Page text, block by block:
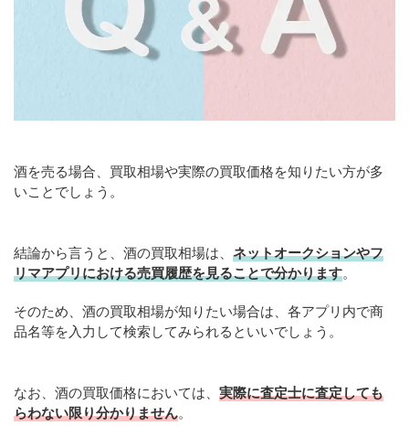
酒を売る場合、買取相場や実際の買取価格を知りたい方が多
いことでしょう。
結論から言うと、酒の買取相場は、 ネットオークションやフ
リマアプリにおける売買履歴を見ることで分かります。
そのため、酒の買取相場が知りたい場合は、各アプリ内で商
品名等を入力して検索してみられるといいでしょう。
なお、酒の買取価格においては、 実際に査定士に査定しても
らわない限り分かりません。